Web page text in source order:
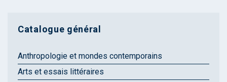
Catalogue général
Anthropologie et mondes contemporains
Arts et essais littéraires